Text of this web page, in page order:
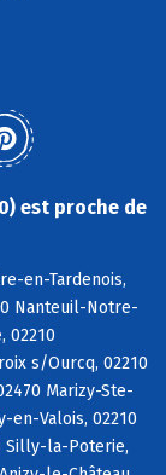
est proche de
en-Tardenois,
Nanteuil-Notre-
02210
s/Ourcq, 02210
Marizy-Ste-
en-Valois, 02210
Silly-la-Poterie,